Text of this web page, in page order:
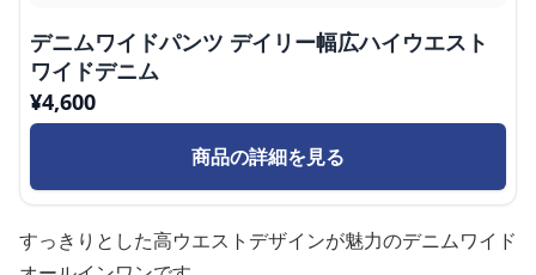
デニムワイドパンツ デイリー幅広ハイウエスト
ワイドデニム
¥4,600
商品の詳細を見る
すっきりとした高ウエストデザインが魅力のデニムワイド